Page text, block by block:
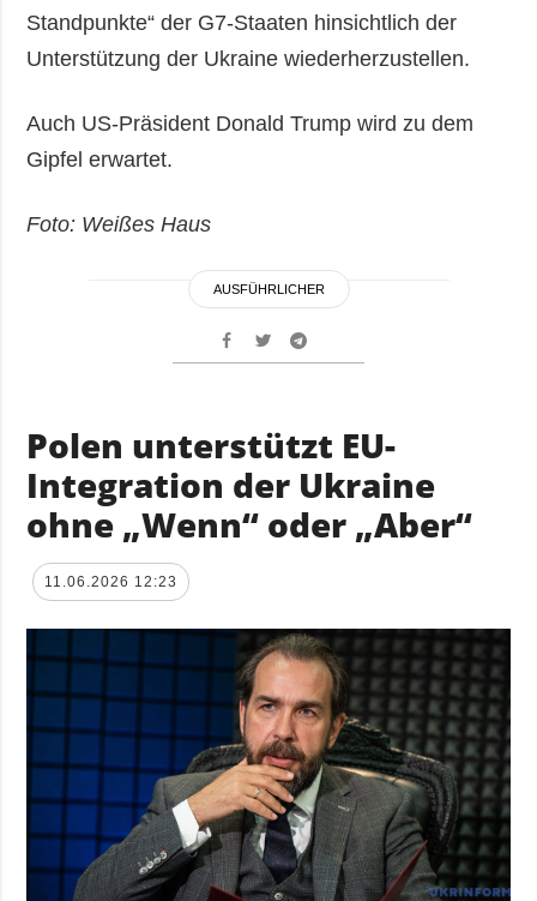
Standpunkte“ der G7-Staaten hinsichtlich der
Unterstützung der Ukraine wiederherzustellen.
Auch US-Präsident Donald Trump wird zu dem
Gipfel erwartet.
Foto: Weißes Haus
AUSFÜHRLICHER
Polen unterstützt EU-
Integration der Ukraine
ohne „Wenn“ oder „Aber“
11.06.2026 12:23